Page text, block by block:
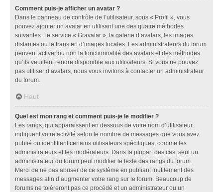
Comment puis-je afficher un avatar ?
Dans le panneau de contrôle de l’utilisateur, sous « Profil », vous
pouvez ajouter un avatar en utilisant une des quatre méthodes
suivantes : le service « Gravatar », la galerie d’avatars, les images
distantes ou le transfert d’images locales. Les administrateurs du forum
peuvent activer ou non la fonctionnalité des avatars et des méthodes
qu’ils veuillent rendre disponible aux utilisateurs. Si vous ne pouvez
pas utiliser d’avatars, nous vous invitons à contacter un administrateur
du forum.
Haut
Quel est mon rang et comment puis-je le modifier ?
Les rangs, qui apparaissent en dessous de votre nom d’utilisateur,
indiquent votre activité selon le nombre de messages que vous avez
publié ou identifient certains utilisateurs spécifiques, comme les
administrateurs et les modérateurs. Dans la plupart des cas, seul un
administrateur du forum peut modifier le texte des rangs du forum.
Merci de ne pas abuser de ce système en publiant inutilement des
messages afin d’augmenter votre rang sur le forum. Beaucoup de
forums ne toléreront pas ce procédé et un administrateur ou un